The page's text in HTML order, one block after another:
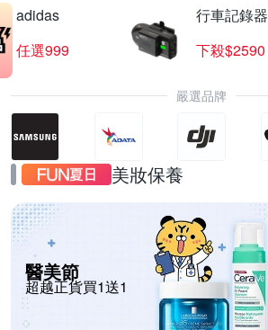
adidas
任選999
行車記錄器
下殺$2590
嚴選品牌
美妝保養
醫美節
超越正貨買1送1